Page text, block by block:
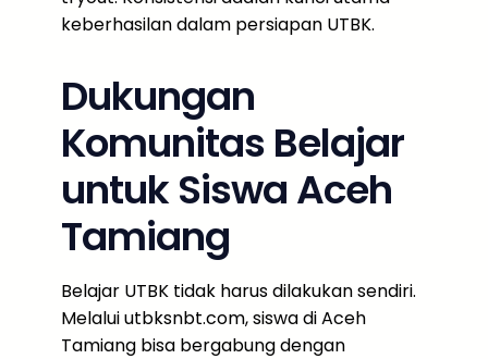
keberhasilan dalam persiapan UTBK.
Dukungan
Komunitas Belajar
untuk Siswa Aceh
Tamiang
Belajar UTBK tidak harus dilakukan sendiri.
Melalui utbksnbt.com, siswa di Aceh
Tamiang bisa bergabung dengan